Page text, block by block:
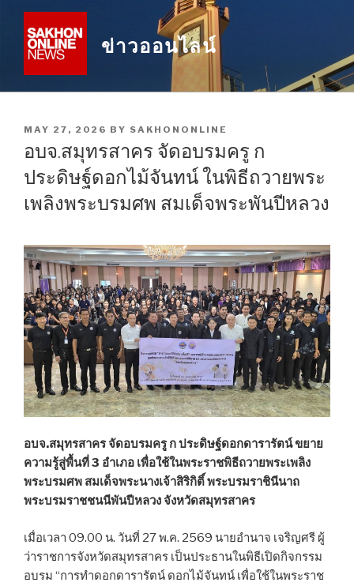
content
ข่าวออนไลน์
POSTED
MAY 27, 2026 BY SAKHONONLINE
อบจ.สมุทรสาคร จัดอบรมครู ก
ประดิษฐ์ดอกไม้จันทน์ ในพิธีถวายพระ
เพลิงพระบรมศพ สมเด็จพระพันปีหลวง
อบจ.สมุทรสาคร จัดอบรมครู ก ประดิษฐ์ดอกดารารัตน์ ขยาย
ความรู้สู่พื้นที่ 3 อำเภอ เพื่อใช้ในพระราชพิธีถวายพระเพลิง
พระบรมศพ สมเด็จพระนางเจ้าสิริกิติ์ พระบรมราชินีนาถ
พระบรมราชชนนีพันปีหลวง จังหวัดสมุทรสาคร
เมื่อเวลา 09.00 น. วันที่ 27 พ.ค. 2569 นายอำนาจ เจริญศรี ผู้
ว่าราชการจังหวัดสมุทรสาคร เป็นประธานในพิธีเปิดกิจกรรม
อบรม “การทำดอกดารารัตน์ ดอกไม้จันทน์ เพื่อใช้ในพระราช